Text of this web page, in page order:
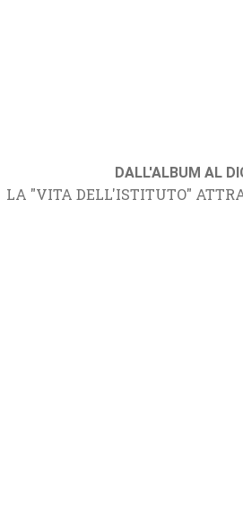
DALL'ALBUM AL
LA "VITA DELL'ISTITUTO"